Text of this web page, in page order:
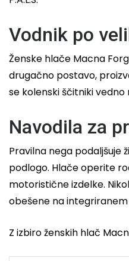
Vodnik po
Ženske hlače Macna
drugačno postavo,
se kolenski ščitniki
Navodila za
Pravilna nega
podlogo. Hlače operite
motoristične izdelke.
obešene na
Z izbiro ženskih hlač